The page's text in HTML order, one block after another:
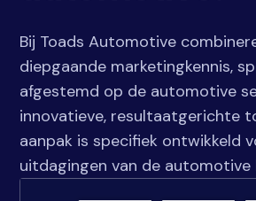
Bij Toads Automotive
diepgaande marketingkennis,
afgestemd op de automotive
innovatieve, resultaatgerichte
aanpak is specifiek ontwikkeld
uitdagingen van de automotive